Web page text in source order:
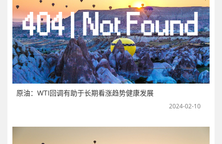
原油：WTI回调有助于长期看涨趋势健康发展
2024-02-10